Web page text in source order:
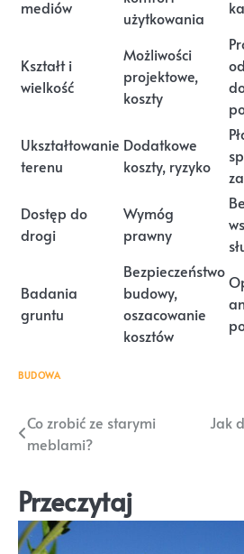
mediów
użytkowania
Kształt i
wielkość
Możliwości
projektowe,
koszty
Ukształtowanie
terenu
Dodatkowe
koszty, ryzyko
Dostęp do
drogi
Wymóg
prawny
Badania
gruntu
Bezpieczeństwo
budowy,
oszacowanie
kosztów
BUDOWA
Nawigacja
wpisu
Co zrobić ze starymi
meblami?
Jak
Przeczytaj